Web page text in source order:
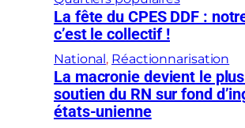
La fête du CPES DDF :
c’est le collectif !
National , Réactionnarisation
La macronie devient le
soutien du RN sur fond
états-unienne